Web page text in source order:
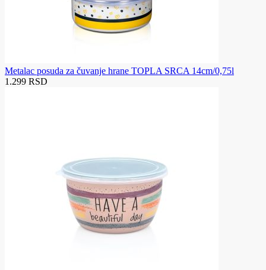
Metalac posuda za čuvanje hrane TOPLA SRCA 14cm/0,75l
1.299 RSD